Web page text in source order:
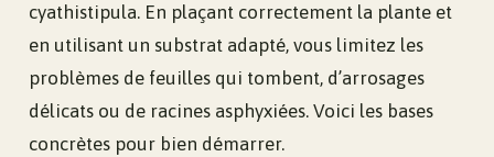
cyathistipula. En plaçant correctement la plante et
en utilisant un substrat adapté, vous limitez les
problèmes de feuilles qui tombent, d’arrosages
délicats ou de racines asphyxiées. Voici les bases
concrètes pour bien démarrer.